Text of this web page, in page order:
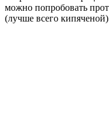
можно попробовать
(лучше всего